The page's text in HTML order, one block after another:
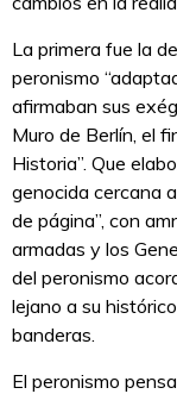
La primera fue la
peronismo
afirmaban sus
Muro de Berlín, el
Historia”. Que
genocida cercana
de página”, con
armadas y los
del peronismo
lejano a su
banderas.
El peronismo